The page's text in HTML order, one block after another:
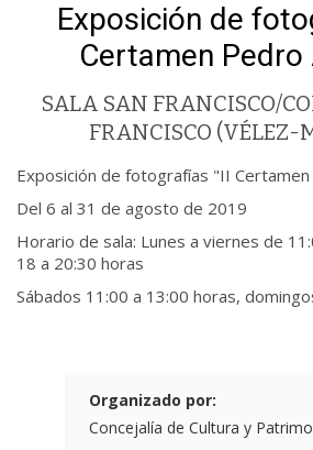
Exposición de
Certamen Pedro
SALA SAN FRANCISCO/
FRANCISCO (VÉLEZ-
Exposición de fotografías "II
Del 6 al 31 de agosto de 2019
Horario de sala: Lunes a viernes de
18 a 20:30 horas
Sábados 11:00 a 13:00 horas,
Organizado por:
Concejalía de Cultura y